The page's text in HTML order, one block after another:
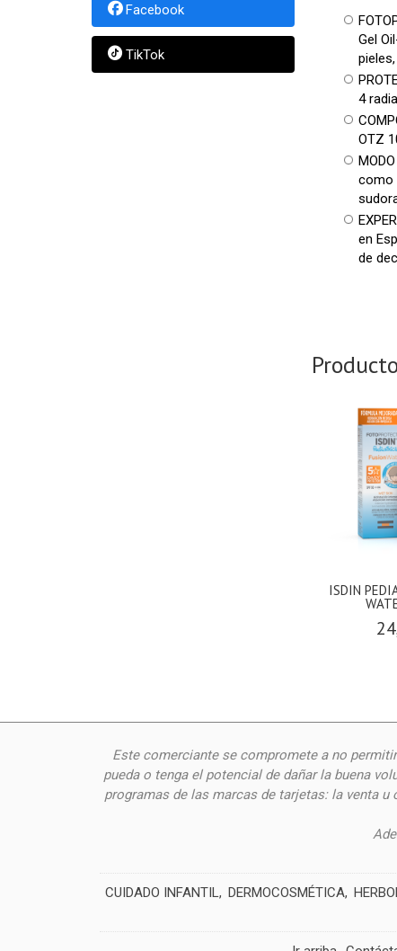
Facebook
TikTok
Gel
4
OTZ
como
en
de
ISDIN
Este comerciante se compromete a no
pueda o tenga el potencial de dañar la buena
programas de las marcas de tarjetas: la venta
CUIDADO INFANTIL DERMOCOSMÉTICA